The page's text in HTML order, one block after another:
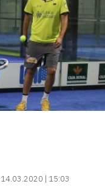
14.03.2020 | 15:03